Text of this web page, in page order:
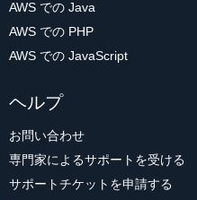
AWS での Java
AWS での PHP
AWS での JavaScript
ヘルプ
お問い合わせ
専門家によるサポートを受ける
サポートチケットを申請する